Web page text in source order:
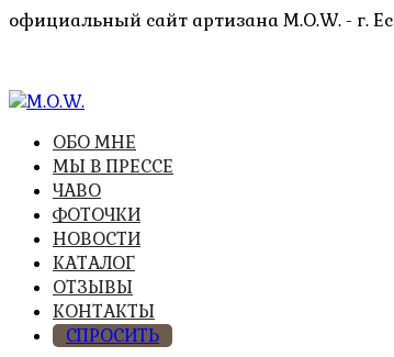
Перейти
официальный сайт артизана M.O.W. - г.
M.O.W.
высочайшее качество из натуральных
ОБО МНЕ
МЫ В ПРЕССЕ
ЧАВО
ФОТОЧКИ
НОВОСТИ
КАТАЛОГ
ОТЗЫВЫ
КОНТАКТЫ
СПРОСИТЬ